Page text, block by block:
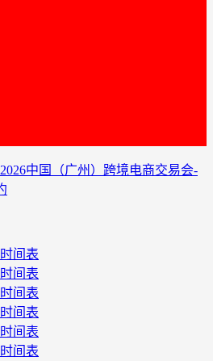
2026中国（广州）跨境电商交易会-
间表
间表
间表
间表
间表
间表